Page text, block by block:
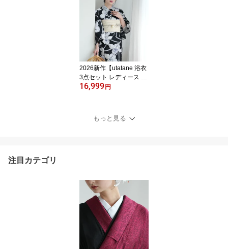
高級変わり織｜ガーネッ
トに牡丹の絞り柄（フリ
ーサイズ）】国産生地・
国内染色｜希少図案を現
代に復刻｜浴衣・帯・下
駄付き
2026新作【utatane 浴衣
3点セット レディース 高
級変わり織｜紺地にろう
生地・国内染色｜希少図
案を現代に復刻｜浴衣・
16,999 円
もっと見る
注目カテゴリ